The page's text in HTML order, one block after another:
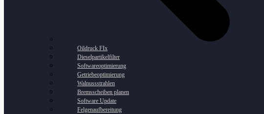
Oildruck FIx
Dieselpartikelfilter
Softwareoptimierung
Getriebeoptimierung
Walnussstrahlen
Bremsscheiben planen
Software Update
Felgenaufbereitung